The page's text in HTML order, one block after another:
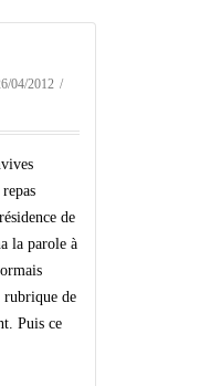
04/2012
de
la parole à
de
Puis ce